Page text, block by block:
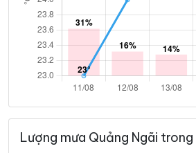
Lượng mưa Quảng Ngãi